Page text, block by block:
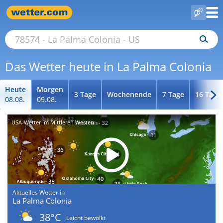
Das Wetter heute in La Palma Colonia
Heute
08.08.
Morgen
09.08.
3 Tage Wochenende 7 Tage 16 Tage
USA-Wetter im Mittleren Westen
Aktuelles Wetter in
La Palma Colonia
38°C
Leicht bewölkt